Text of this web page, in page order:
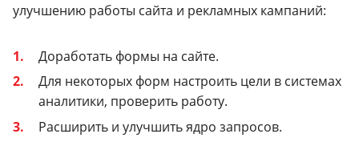
улучшению работы сайта и рекламных кампаний:
Доработать формы на сайте.
Для некоторых форм настроить цели в системах
аналитики, проверить работу.
Расширить и улучшить ядро запросов.